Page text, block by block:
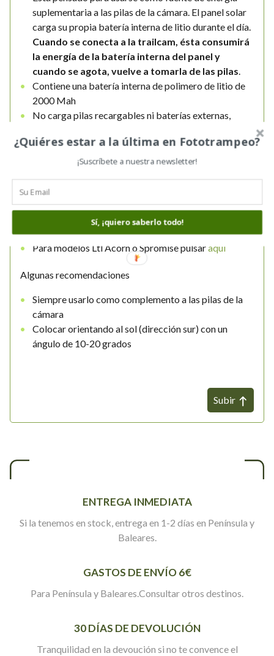
suplementaria a las pilas de la cámara. El panel solar
carga su propia batería interna de litio durante el día.
Cuando se conecta a la trailcam, ésta consumirá
la energía de la batería interna del panel y
cuando se agota, vuelve a tomarla de las pilas.
Contiene una batería interna de polimero de litio de
2000 Mah
No carga pilas recargables ni baterías externas,
la que alimente a la cámara mientras tenga energía
Compatible con cámaraskeepguardKG770
Voltage de salida de 8,4V
Batería interna de 2.000 MAh de capacidad
Longitud del cable de salida: 1m aprox.
Se carga mediante cable USB o colocándolo al sol
Para modelos Ltl Acorn o Spromise pulsaraquí
Algunas recomendaciones
Siempre usarlo como complemento a las pilas de la
cámara
Colocar orientando al sol (dirección sur) con un
ángulo de 10-20 grados
Subir
ENTREGA INMEDIATA
Si la tenemos en stock, entrega en 1-2 días en Península y
Baleares.
GASTOS DE ENVÍO 6€
Para Península y Baleares.Consultar otros destinos.
30 DÍAS DE DEVOLUCIÓN
Tranquilidad en la devoución si no te convence el
¿Quiéres estar a la última en Fototrampeo?
¡Suscríbete a nuestra newsletter!
Sí, ¡quiero saberlo todo!